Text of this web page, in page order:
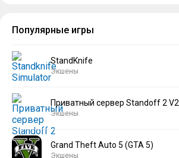
Популярные игры
StandKnife
Экшены
Приватный сервер Standoff 2 V2
Экшены
Grand Theft Auto 5 (GTA 5)
Экшены